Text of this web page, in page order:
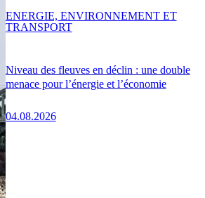
Niveau des fleuves en déclin : une double
menace pour l’énergie et l’économie
04.08.2026
ENERGIE, ENVIRONNEMENT ET
TRANSPORT